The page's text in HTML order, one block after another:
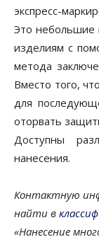
экспресс-
Это небольшие
изделиям с
метода
Вместо того,
для
оторвать
Доступны
нанесения.
Контактную
найти в
«Нанесение